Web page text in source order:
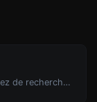
Prenez une adresse IP et essayez de rechercher le domaine/hôte associé.